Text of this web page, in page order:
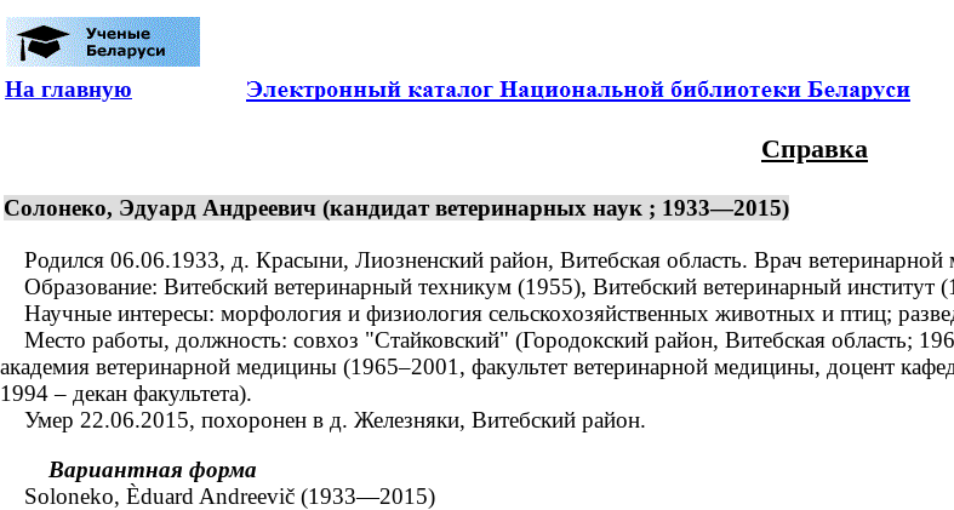
На главную
Справка
Солонеко, Эдуард Андреевич (кандидат ветеринарных наук ; 1933—2015)
Родился 06.06.1933, д. Красыни, Лиозненский район, Витебская область. Врач
Образование: Витебский ветеринарный техникум (1955), Витебский ветеринарный институт
Научные интересы: морфология и физиология сельскохозяйственных животных и птиц;
Место работы, должность: совхоз "Стайковский" (Городокский район, Витебская область;
академия ветеринарной медицины (1965–2001, факультет ветеринарной медицины, доцент
1994 – декан факультета).
Умер 22.06.2015, похоронен в д. Железняки, Витебский район.
Вариантная форма
Soloneko, Èduard Andreevič (1933—2015)